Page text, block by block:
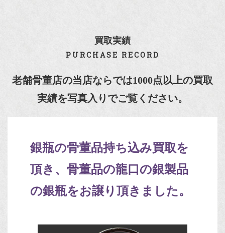
買取実績
PURCHASE RECORD
老舗骨董店の当店ならでは1000点以上の買取
実績を写真入りでご覧ください。
銀瓶の骨董品持ち込み買取を
頂き、骨董品の龍口の銀製品
の銀瓶をお譲り頂きました。